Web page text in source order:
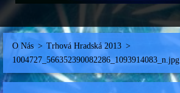
O Nás > Trhová Hradská 2013 >
1004727_566352390082286_1093914083_n.jpg